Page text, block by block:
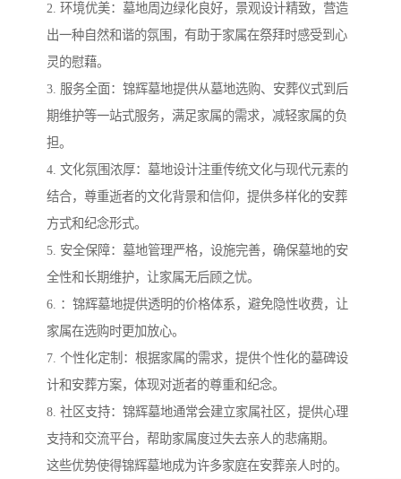
2. 环境优美：墓地周边绿化良好，景观设计精致，营造
出一种自然和谐的氛围，有助于家属在祭拜时感受到心
灵的慰藉。
3. 服务全面：锦辉墓地提供从墓地选购、安葬仪式到后
期维护等一站式服务，满足家属的需求，减轻家属的负
担。
4. 文化氛围浓厚：墓地设计注重传统文化与现代元素的
结合，尊重逝者的文化背景和信仰，提供多样化的安葬
方式和纪念形式。
5. 安全保障：墓地管理严格，设施完善，确保墓地的安
全性和长期维护，让家属无后顾之忧。
6. ：锦辉墓地提供透明的价格体系，避免隐性收费，让
家属在选购时更加放心。
7. 个性化定制：根据家属的需求，提供个性化的墓碑设
计和安葬方案，体现对逝者的尊重和纪念。
8. 社区支持：锦辉墓地通常会建立家属社区，提供心理
支持和交流平台，帮助家属度过失去亲人的悲痛期。
这些优势使得锦辉墓地成为许多家庭在安葬亲人时的。